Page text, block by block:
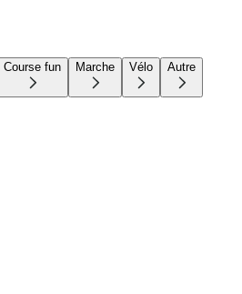
Course fun Marche Vélo Autre